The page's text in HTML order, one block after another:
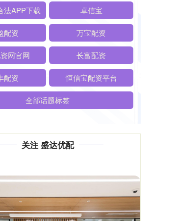
法APP下载 卓信宝
配资 万宝配资
网官网 长富配资
配资 恒信宝配资平台
全部话题标签
关注 盛达优配